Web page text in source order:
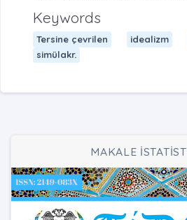
Keywords
Tersine çevrilen idealizm
simülakr.
MAKALE